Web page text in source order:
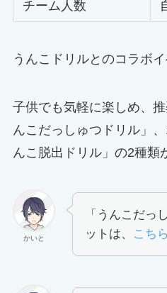
チーム人数
うんこドリルとのコラボイ
子供でも気軽に楽しめ、
んこだっしゅつドリル」
んこ脱出ドリル」の2種類
かいと
「うんこだっ
ットは、
こちら